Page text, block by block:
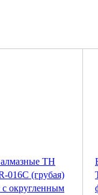
ТН
016C (грубая)
с округленным